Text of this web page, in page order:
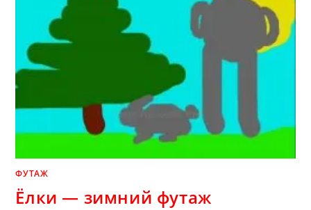
ФУТАЖ
Ёлки — зимний футаж